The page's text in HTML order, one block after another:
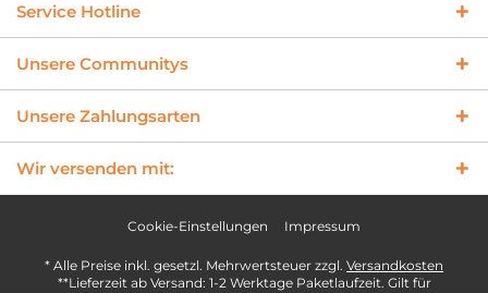
Service Hotline
Unsere Communitys
Unsere Zahlungsarten
Wir versenden mit:
Cookie-Einstellungen Impressum
* Alle Preise inkl. gesetzl. Mehrwertsteuer zzgl. Versandkosten
**Lieferzeit ab Versand: 1-2 Werktage Paketlaufzeit. Gilt für